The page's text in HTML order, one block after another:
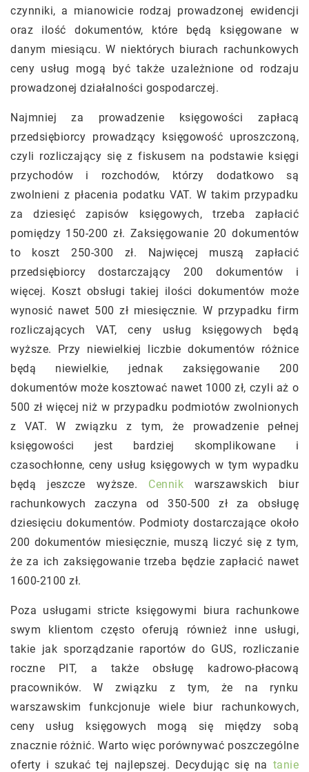
czynniki, a mianowicie rodzaj prowadzonej ewidencji
oraz ilość dokumentów, które będą księgowane w
danym miesiącu. W niektórych biurach rachunkowych
ceny usług mogą być także uzależnione od rodzaju
prowadzonej działalności gospodarczej.
Najmniej za prowadzenie księgowości zapłacą
przedsiębiorcy prowadzący księgowość uproszczoną,
czyli rozliczający się z fiskusem na podstawie księgi
przychodów i rozchodów, którzy dodatkowo są
zwolnieni z płacenia podatku VAT. W takim przypadku
za dziesięć zapisów księgowych, trzeba zapłacić
pomiędzy 150-200 zł. Zaksięgowanie 20 dokumentów
to koszt 250-300 zł. Najwięcej muszą zapłacić
przedsiębiorcy dostarczający 200 dokumentów i
więcej. Koszt obsługi takiej ilości dokumentów może
wynosić nawet 500 zł miesięcznie. W przypadku firm
rozliczających VAT, ceny usług księgowych będą
wyższe. Przy niewielkiej liczbie dokumentów różnice
będą niewielkie, jednak zaksięgowanie 200
dokumentów może kosztować nawet 1000 zł, czyli aż o
500 zł więcej niż w przypadku podmiotów zwolnionych
z VAT. W związku z tym, że prowadzenie pełnej
księgowości jest bardziej skomplikowane i
czasochłonne, ceny usług księgowych w tym wypadku
będą jeszcze wyższe. Cennik warszawskich biur
rachunkowych zaczyna od 350-500 zł za obsługę
dziesięciu dokumentów. Podmioty dostarczające około
200 dokumentów miesięcznie, muszą liczyć się z tym,
że za ich zaksięgowanie trzeba będzie zapłacić nawet
1600-2100 zł.
Poza usługami stricte księgowymi biura rachunkowe
swym klientom często oferują również inne usługi,
takie jak sporządzanie raportów do GUS, rozliczanie
roczne PIT, a także obsługę kadrowo-płacową
pracowników. W związku z tym, że na rynku
warszawskim funkcjonuje wiele biur rachunkowych,
ceny usług księgowych mogą się między sobą
znacznie różnić. Warto więc porównywać poszczególne
oferty i szukać tej najlepszej. Decydując się na tanie